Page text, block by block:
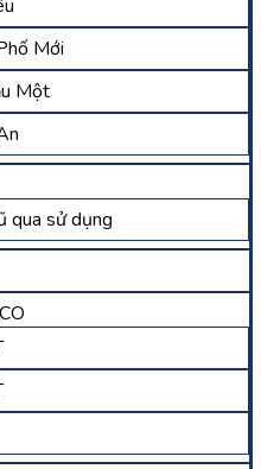
Mới
Một
qua sử dụng